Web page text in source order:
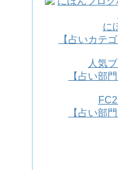
に
【占いカテ
人気
【占い部
【占い部